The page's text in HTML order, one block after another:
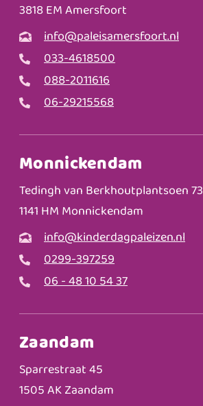
3818 EM Amersfoort
info@paleisamersfoort.nl
033-4618500
088-2011616
06-29215568
Monnickendam
Tedingh van Berkhoutplantsoen 73
1141 HM Monnickendam
info@kinderdagpaleizen.nl
0299-397259
06 - 48 10 54 37
Zaandam
Sparrestraat 45
1505 AK Zaandam